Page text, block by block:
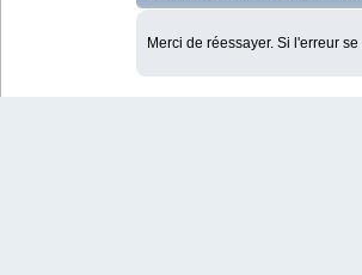
Merci de réessayer. Si l'erreur